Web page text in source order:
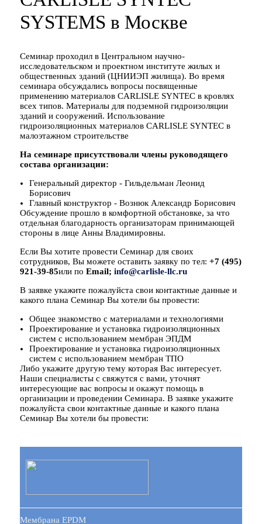
SYSTEMS в Москве
Семинар проходил в Центральном научно-
исследовательском и проектном институте жилых и
общественных зданий (ЦНИИЭП жилища). Во время
семинара обсуждались вопросы посвященные
применению материалов CARLISLE SYNTEC в кровлях
всех типов. Материалы для подземной гидроизоляции
зданий и сооружений. Использование
гидроизоляционных материалов CARLISLE SYNTEC в
малоэтажном строительстве
На семинаре присутствовали члены руководящего
состава организации:
Генеральный директор - Гильдельман Леонид
Борисович
Главный конструктор - Вознюк Александр Борисович
Обсуждение прошло в комфортной обстановке, за что
отдельная благодарность организаторам принимающей
стороны в лице Анны Владимировны.
Если Вы хотите провести Семинар для своих
сотрудников, Вы можете оставить заявку по тел: +7 (495)
921-39-85или по Email; info@carlisle-llc.ru
В заявке укажите пожалуйста свои контактные данные и
какого плана Семинар Вы хотели бы провести:
Общее знакомство с материалами и технологиями
Проектирование и установка гидроизоляционных
систем с использованием мембран ЭПДМ
Проектирование и установка гидроизоляционных
систем с использованием мембран ТПО
Либо укажите другую тему которая Вас интересует.
Наши специалисты с свяжутся с вами, уточнят
интересующие вас вопросы и окажут помощь в
организации и проведении Семинара. В заявке укажите
пожалуйста свои контактные данные и какого плана
Семинар Вы хотели бы провести:
Мембрана EPDM